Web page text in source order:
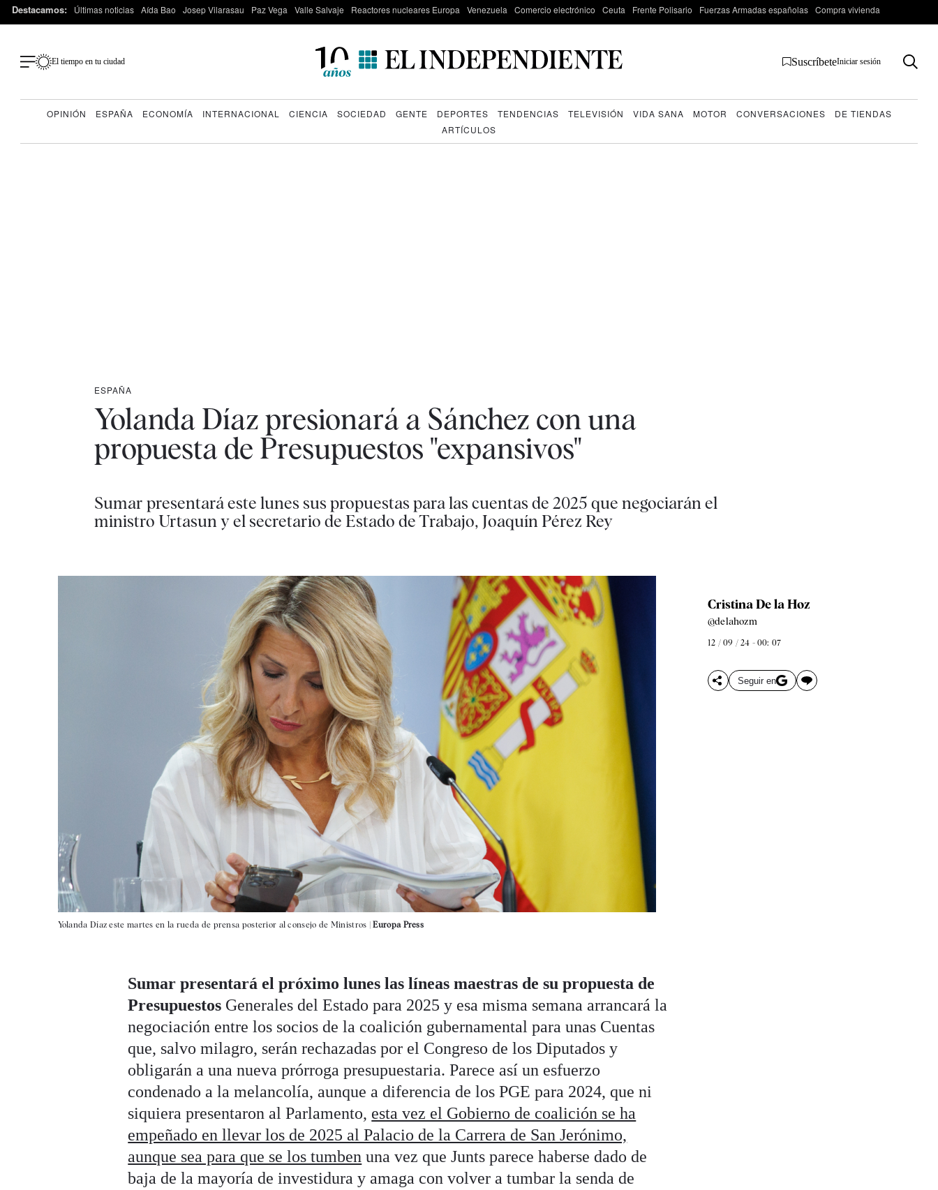
Destacamos: Últimas noticias Aída Bao Josep Vilarasau Paz Vega Valle Salvaje Reactores nucleares Europa Venezuela Comercio electrónico Ceuta Frente Polisario Fuerzas Armadas españolas Compra vivienda
El tiempo en tu ciudad SuscríbeteIniciar sesión
OPINIÓN ESPAÑA ECONOMÍA INTERNACIONAL CIENCIA SOCIEDAD GENTE DEPORTES TENDENCIAS TELEVISIÓN VIDA SANA MOTOR CONVERSACIONES
DE TIENDAS
ARTÍCULOS
ESPAÑA
Yolanda Díaz presionará a Sánchez con una
propuesta de Presupuestos "expansivos"
Sumar presentará este lunes sus propuestas para las cuentas de 2025 que negociarán el
ministro Urtasun y el secretario de Estado de Trabajo, Joaquín Pérez Rey
Yolanda Díaz este martes en la rueda de prensa posterior al consejo de Ministros |Europa Press
Cristina De la Hoz
@delahozm
12 / 09 / 24 - 00: 07
Seguir en
Sumar presentará el próximo lunes las líneas maestras de su propuesta de
Presupuestos Generales del Estado para 2025 y esa misma semana arrancará la
negociación entre los socios de la coalición gubernamental para unas Cuentas
que, salvo milagro, serán rechazadas por el Congreso de los Diputados y
obligarán a una nueva prórroga presupuestaria. Parece así un esfuerzo
condenado a la melancolía, aunque a diferencia de los PGE para 2024, que ni
siquiera presentaron al Parlamento, esta vez el Gobierno de coalición se ha
empeñado en llevar los de 2025 al Palacio de la Carrera de San Jerónimo,
aunque sea para que se los tumben una vez que Junts parece haberse dado de
baja de la mayoría de investidura y amaga con volver a tumbar la senda de